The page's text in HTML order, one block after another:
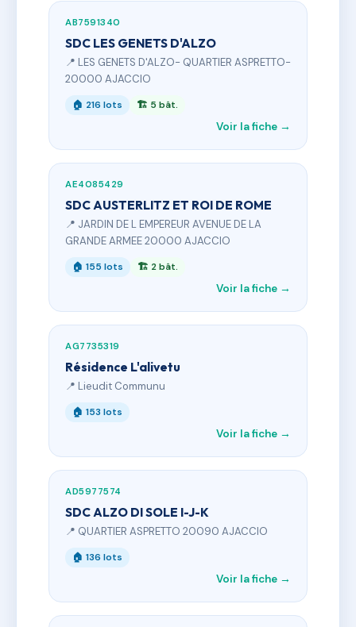
AB7591340
SDC LES GENETS D'ALZO
📍 LES GENETS D'ALZO- QUARTIER ASPRETTO-
20000 AJACCIO
🏠 216 lots 🏗 5 bât.
Voir la fiche →
AE4085429
SDC AUSTERLITZ ET ROI DE ROME
📍 JARDIN DE L EMPEREUR AVENUE DE LA
GRANDE ARMEE 20000 AJACCIO
🏠 155 lots 🏗 2 bât.
Voir la fiche →
AG7735319
Résidence L'alivetu
📍 Lieudit Communu
🏠 153 lots
Voir la fiche →
AD5977574
SDC ALZO DI SOLE I-J-K
📍 QUARTIER ASPRETTO 20090 AJACCIO
🏠 136 lots
Voir la fiche →